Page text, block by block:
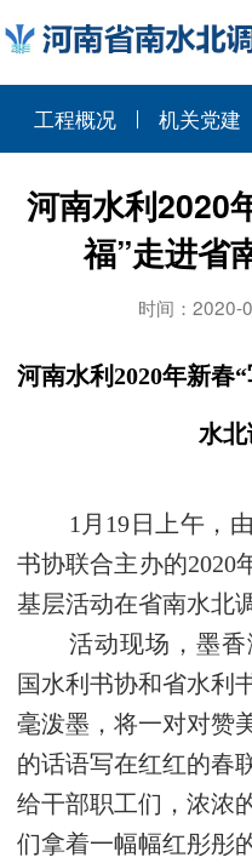
工程概况 机关党建
河南水利2020
福”走进省
时间：2020-
河南水利2020年新春
水
1 月 19 日上午，
书协联合主办的2020
基层活动在省南水北
活动现场，墨
国水利书协和省水利
毫泼墨，将一对对赞
的话语写在红红的春
给干部职工们，浓浓
们拿着一幅幅红彤彤